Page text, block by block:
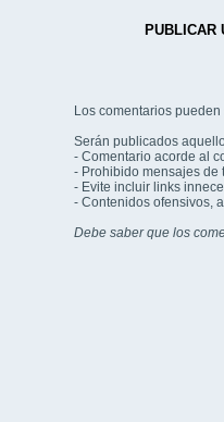
PUBLICAR
Los comentarios
Serán publicados
- Comentario acorde al
- Prohibido mensajes de
- Evite incluir links
- Contenidos ofensivos,
Debe saber que los